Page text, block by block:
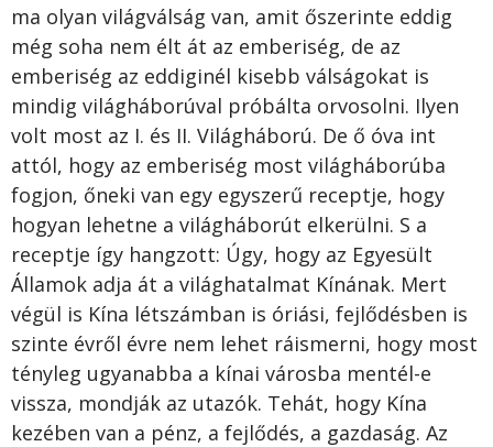
ma olyan világválság van, amit őszerinte eddig
még soha nem élt át az emberiség, de az
emberiség az eddiginél kisebb válságokat is
mindig világháborúval próbálta orvosolni. Ilyen
volt most az I. és II. Világháború. De ő óva int
attól, hogy az emberiség most világháborúba
fogjon, őneki van egy egyszerű receptje, hogy
hogyan lehetne a világháborút elkerülni. S a
receptje így hangzott: Úgy, hogy az Egyesült
Államok adja át a világhatalmat Kínának. Mert
végül is Kína létszámban is óriási, fejlődésben is
szinte évről évre nem lehet ráismerni, hogy most
tényleg ugyanabba a kínai városba mentél-e
vissza, mondják az utazók. Tehát, hogy Kína
kezében van a pénz, a fejlődés, a gazdaság. Az